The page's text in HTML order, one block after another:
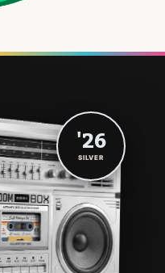
'26
SILVER